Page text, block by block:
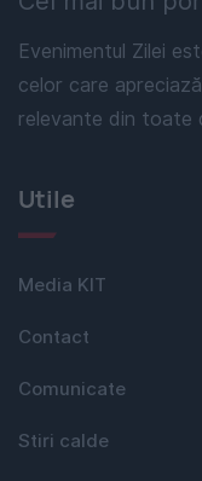
Evenimentul Zilei
celor care
relevante din toate
Utile
Media KIT
Contact
Comunicate
Stiri calde